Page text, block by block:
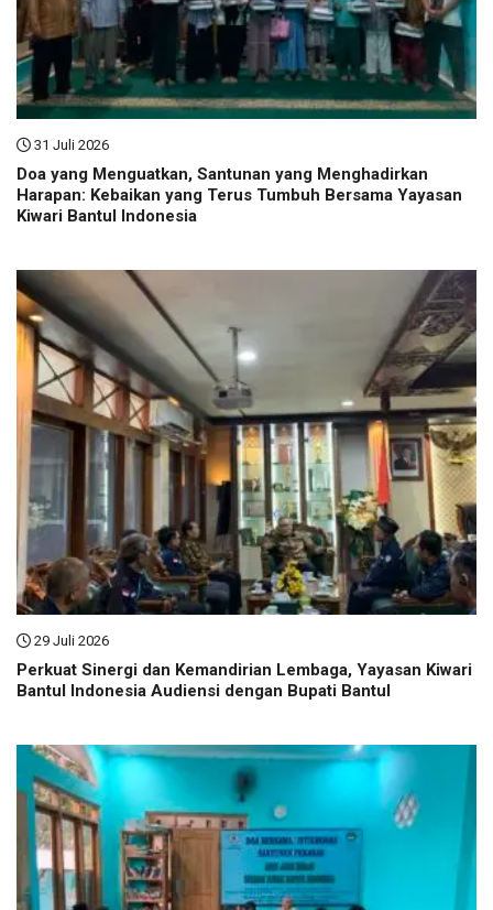
31 Juli 2026
Doa yang Menguatkan, Santunan yang Menghadirkan
Harapan: Kebaikan yang Terus Tumbuh Bersama Yayasan
Kiwari Bantul Indonesia
29 Juli 2026
Perkuat Sinergi dan Kemandirian Lembaga, Yayasan Kiwari
Bantul Indonesia Audiensi dengan Bupati Bantul